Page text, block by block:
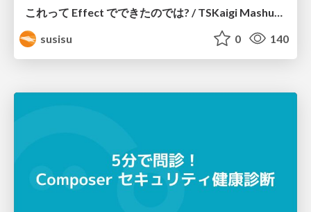
susisu
0 140